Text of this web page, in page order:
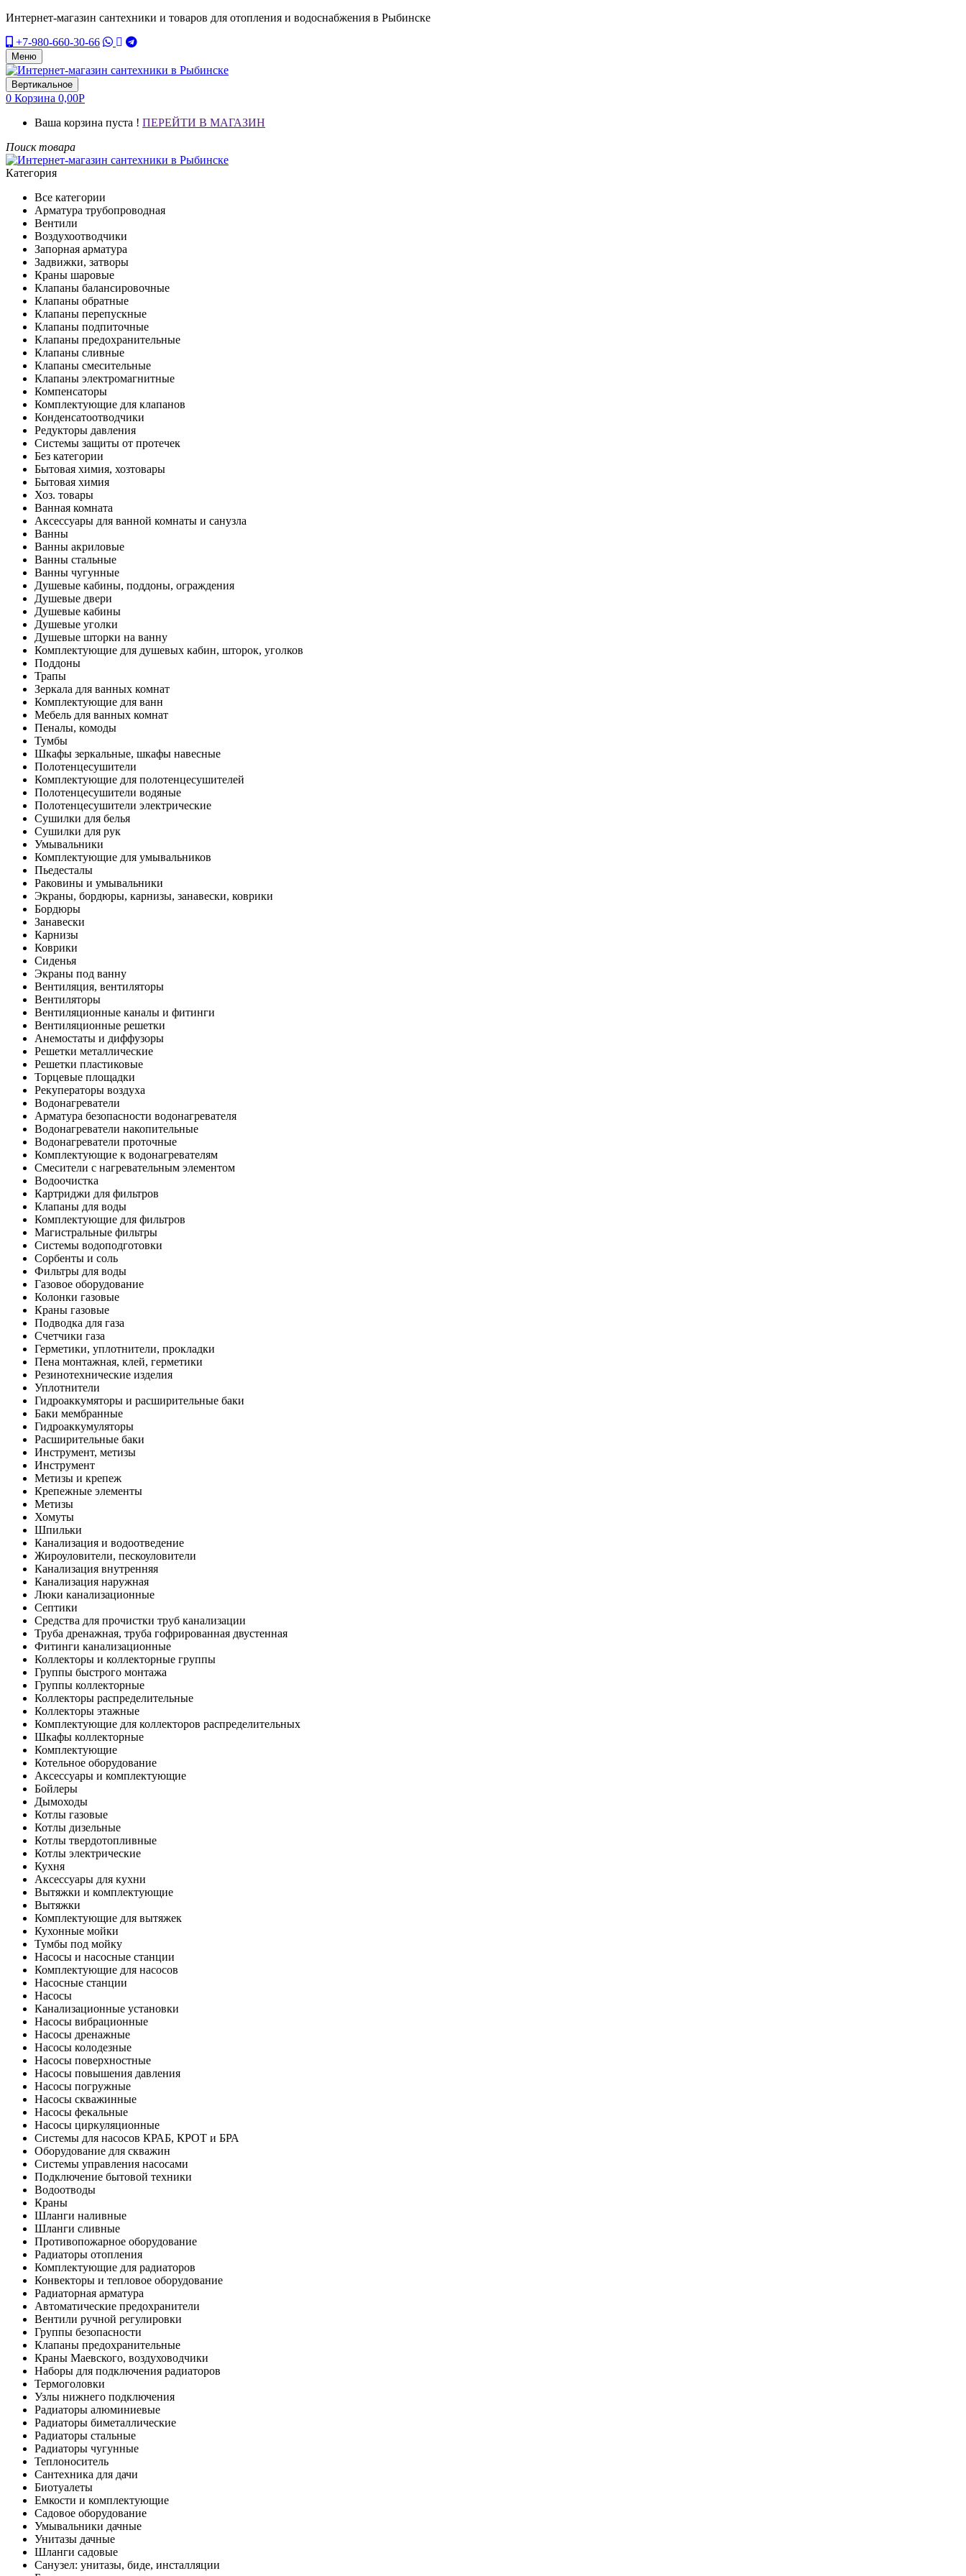
Интернет-магазин сантехники и товаров для отопления и водоснабжения в Рыбинске
+7-980-660-30-66
Меню
Вертикальное
0 Корзина 0,00Р
Ваша корзина пуста ! ПЕРЕЙТИ В МАГАЗИН
Поиск товара
Категория
Все категории
Арматура трубопроводная
Вентили
Воздухоотводчики
Запорная арматура
Задвижки, затворы
Краны шаровые
Клапаны балансировочные
Клапаны обратные
Клапаны перепускные
Клапаны подпиточные
Клапаны предохранительные
Клапаны сливные
Клапаны смесительные
Клапаны электромагнитные
Компенсаторы
Комплектующие для клапанов
Конденсатоотводчики
Редукторы давления
Системы защиты от протечек
Без категории
Бытовая химия, хозтовары
Бытовая химия
Хоз. товары
Ванная комната
Аксессуары для ванной комнаты и санузла
Ванны
Ванны акриловые
Ванны стальные
Ванны чугунные
Душевые кабины, поддоны, ограждения
Душевые двери
Душевые кабины
Душевые уголки
Душевые шторки на ванну
Комплектующие для душевых кабин, шторок, уголков
Поддоны
Трапы
Зеркала для ванных комнат
Комплектующие для ванн
Мебель для ванных комнат
Пеналы, комоды
Тумбы
Шкафы зеркальные, шкафы навесные
Полотенцесушители
Комплектующие для полотенцесушителей
Полотенцесушители водяные
Полотенцесушители электрические
Сушилки для белья
Сушилки для рук
Умывальники
Комплектующие для умывальников
Пьедесталы
Раковины и умывальники
Экраны, бордюры, карнизы, занавески, коврики
Бордюры
Занавески
Карнизы
Коврики
Сиденья
Экраны под ванну
Вентиляция, вентиляторы
Вентиляторы
Вентиляционные каналы и фитинги
Вентиляционные решетки
Анемостаты и диффузоры
Решетки металлические
Решетки пластиковые
Торцевые площадки
Рекуператоры воздуха
Водонагреватели
Арматура безопасности водонагревателя
Водонагреватели накопительные
Водонагреватели проточные
Комплектующие к водонагревателям
Смесители с нагревательным элементом
Водоочистка
Картриджи для фильтров
Клапаны для воды
Комплектующие для фильтров
Магистральные фильтры
Системы водоподготовки
Сорбенты и соль
Фильтры для воды
Газовое оборудование
Колонки газовые
Краны газовые
Подводка для газа
Счетчики газа
Герметики, уплотнители, прокладки
Пена монтажная, клей, герметики
Резинотехнические изделия
Уплотнители
Гидроаккумяторы и расширительные баки
Баки мембранные
Гидроаккумуляторы
Расширительные баки
Инструмент, метизы
Инструмент
Метизы и крепеж
Крепежные элементы
Метизы
Хомуты
Шпильки
Канализация и водоотведение
Жироуловители, пескоуловители
Канализация внутренняя
Канализация наружная
Люки канализационные
Септики
Средства для прочистки труб канализации
Труба дренажная, труба гофрированная двустенная
Фитинги канализационные
Коллекторы и коллекторные группы
Группы быстрого монтажа
Группы коллекторные
Коллекторы распределительные
Коллекторы этажные
Комплектующие для коллекторов распределительных
Шкафы коллекторные
Комплектующие
Котельное оборудование
Аксессуары и комплектующие
Бойлеры
Дымоходы
Котлы газовые
Котлы дизельные
Котлы твердотопливные
Котлы электрические
Кухня
Аксессуары для кухни
Вытяжки и комплектующие
Вытяжки
Комплектующие для вытяжек
Кухонные мойки
Тумбы под мойку
Насосы и насосные станции
Комплектующие для насосов
Насосные станции
Насосы
Канализационные установки
Насосы вибрационные
Насосы дренажные
Насосы колодезные
Насосы поверхностные
Насосы повышения давления
Насосы погружные
Насосы скважинные
Насосы фекальные
Насосы циркуляционные
Системы для насосов КРАБ, КРОТ и БРА
Оборудование для скважин
Системы управления насосами
Подключение бытовой техники
Водоотводы
Краны
Шланги наливные
Шланги сливные
Противопожарное оборудование
Радиаторы отопления
Комплектующие для радиаторов
Конвекторы и тепловое оборудование
Радиаторная арматура
Автоматические предохранители
Вентили ручной регулировки
Группы безопасности
Клапаны предохранительные
Краны Маевского, воздуховодчики
Наборы для подключения радиаторов
Термоголовки
Узлы нижнего подключения
Радиаторы алюминиевые
Радиаторы биметаллические
Радиаторы стальные
Радиаторы чугунные
Теплоноситель
Сантехника для дачи
Биотуалеты
Емкости и комплектующие
Садовое оборудование
Умывальники дачные
Унитазы дачные
Шланги садовые
Санузел: унитазы, биде, инсталляции